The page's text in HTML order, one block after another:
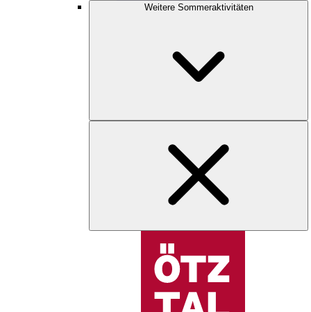
Weitere Sommeraktivitäten